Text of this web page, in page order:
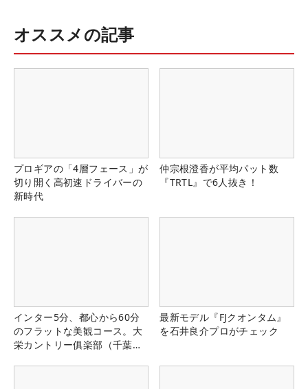
オススメの記事
プロギアの「4層フェース」が
切り開く高初速ドライバーの
新時代
仲宗根澄香が平均パット数
『TRTL』で6人抜き！
インター5分、都心から60分
のフラットな美観コース。大
栄カントリー俱楽部（千葉
最新モデル『FJクオンタム』
を石井良介プロがチェック